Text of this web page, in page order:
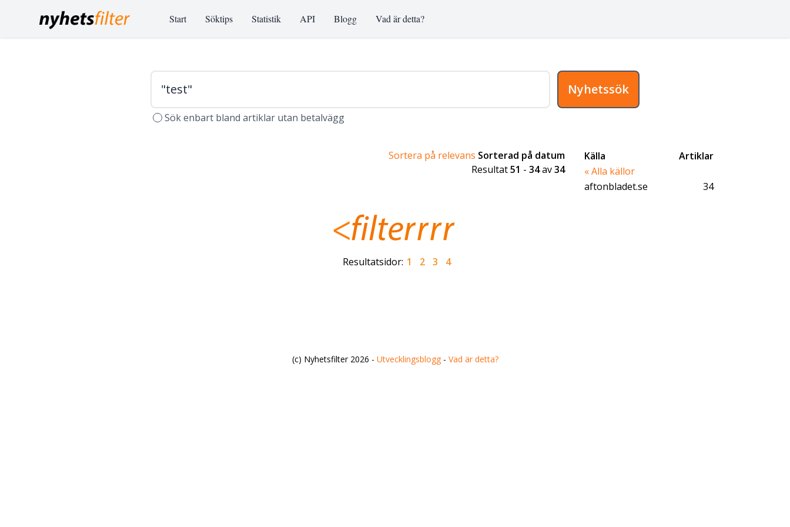
Start Söktips Statistik API Blogg Vad är detta?
Nyhetssök
Sök enbart bland artiklar utan betalvägg
Sortera på relevans Sorterad på datum
Resultat51 -34av34
Källa
Artiklar
« Alla källor
aftonbladet.se
34
Resultatsidor: 1 2 3 4
(c) Nyhetsfilter 2026 - Utvecklingsblogg- Vad är detta?